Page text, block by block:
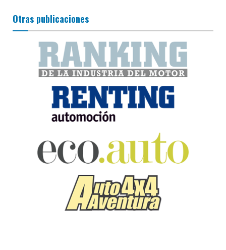
Otras publicaciones